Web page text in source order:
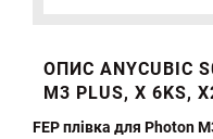
ОПИС ANYCUBIC
M3 PLUS, X 6KS,
FEP плівка для Photon